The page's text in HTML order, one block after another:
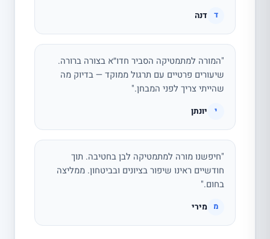
ד דנה
"המורה למתמטיקה הסביר חדו״א בצורה ברורה.
שיעורים פרטיים עם תרגול ממוקד — בדיוק מה
שהייתי צריך לפני המבחן."
י יונתן
"חיפשנו מורה למתמטיקה לבן בחטיבה. תוך
חודשיים ראינו שיפור בציונים ובביטחון. ממליצה
בחום."
מ מירי